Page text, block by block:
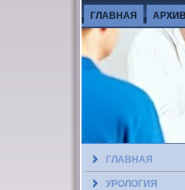
ГЛАВНАЯ АРХИВ
ГЛАВНАЯ
УРОЛОГИЯ